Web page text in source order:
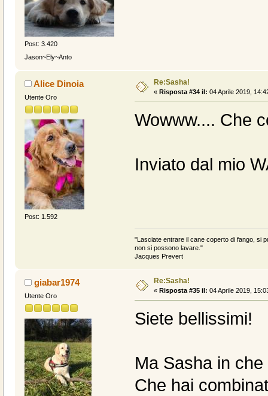
Post: 3.420
Jason~Ely~Anto
Alice Dinoia
Utente Oro
Post: 1.592
Re:Sasha!
« Risposta #34 il: 04 Aprile 2019,
Wowww.... Che
Inviato dal mio
"Lasciate entrare il cane coperto di fango, si
non si possono lavare."
Jacques Prevert
giabar1974
Utente Oro
Re:Sasha!
« Risposta #35 il: 04 Aprile 2019,
Siete bellissimi!
Ma Sasha in che
Che hai